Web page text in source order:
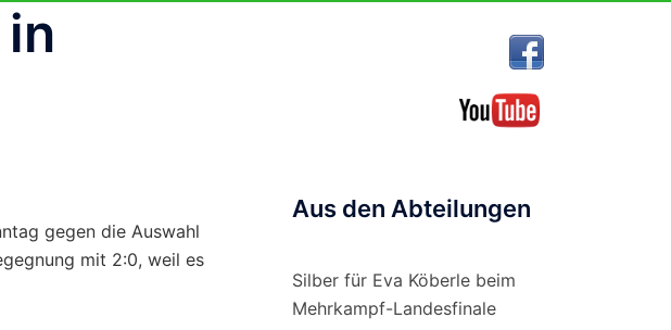
gegen die Auswahl
mit 2:0, weil es
Aus den Abteilungen
Silber für Eva Köberle beim
Mehrkampf-Landesfinale